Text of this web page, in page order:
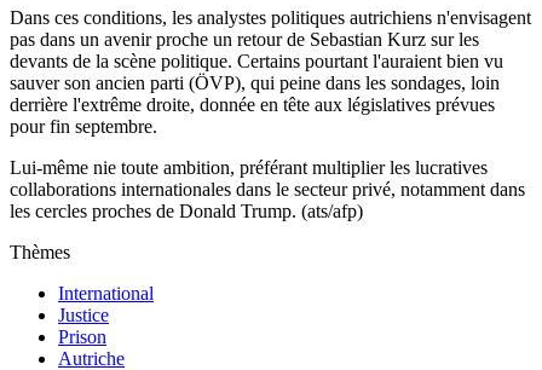
Dans ces conditions, les analystes politiques autrichiens n'envisagent
pas dans un avenir proche un retour de Sebastian Kurz sur les
devants de la scène politique. Certains pourtant l'auraient bien vu
sauver son ancien parti (ÖVP), qui peine dans les sondages, loin
derrière l'extrême droite, donnée en tête aux législatives prévues
pour fin septembre.
Lui-même nie toute ambition, préférant multiplier les lucratives
collaborations internationales dans le secteur privé, notamment dans
les cercles proches de Donald Trump. (ats/afp)
Thèmes
International
Justice
Prison
Autriche